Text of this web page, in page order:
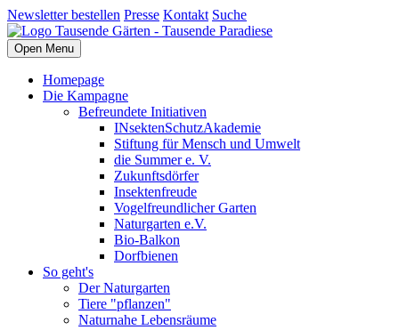
Newsletter bestellen Presse Kontakt Suche
Open Menu
Homepage
Die Kampagne
Befreundete Initiativen
INsektenSchutzAkademie
Stiftung für Mensch und Umwelt
die Summer e. V.
Zukunftsdörfer
Insektenfreude
Vogelfreundlicher Garten
Naturgarten e.V.
Bio-Balkon
Dorfbienen
So geht's
Der Naturgarten
Tiere "pflanzen"
Naturnahe Lebensräume